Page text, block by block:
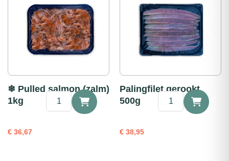
❄ Pulled salmon (zalm)
1kg
€ 36,67
Pulled
Palingfilet gerookt
500g
€ 38,95
Palingfilet
gerookt